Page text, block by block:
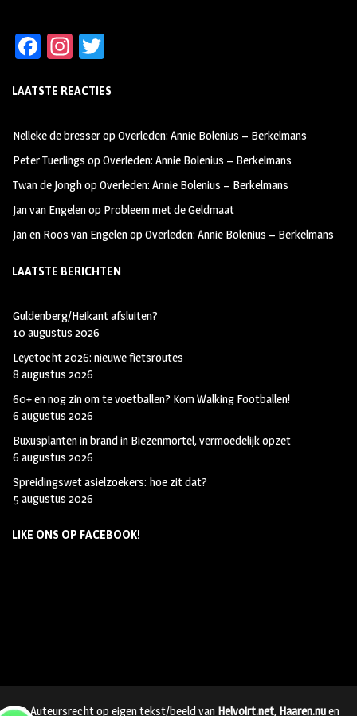
Fa
b
oo
k
In
ag
m
tt
LAATSTE REACTIES
Nelleke de bresseropOverleden: Annie Bolenius – Berkelmans
Peter Tuerlings opOverleden: Annie Bolenius – Berkelmans
Twan de JonghopOverleden: Annie Bolenius – Berkelmans
Jan van Engelenop Probleem met de Geldmaat
Jan en Roos van EngelenopOverleden: Annie Bolenius – Berkelmans
LAATSTE BERICHTEN
Guldenberg/Heikant afsluiten?
10 augustus 2026
Leyetocht 2026: nieuwe fietsroutes
8 augustus 2026
60+ en nog zin om te voetballen? Kom Walking Footballen!
6 augustus 2026
Buxusplanten in brand in Biezenmortel, vermoedelijk opzet
6 augustus 2026
Spreidingswet asielzoekers: hoe zit dat?
5 augustus 2026
LIKE ONS OP FACEBOOK!
© Auteursrecht op eigen tekst/beeld van Helvoirt.net, Haaren.nuen